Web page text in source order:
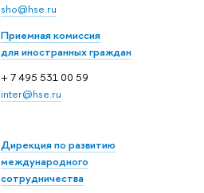
sho@hse.ru
Приемная комиссия
для иностранных граждан
+ 7 495 531 00 59
inter@hse.ru
Дирекция по развитию
международного
сотрудничества